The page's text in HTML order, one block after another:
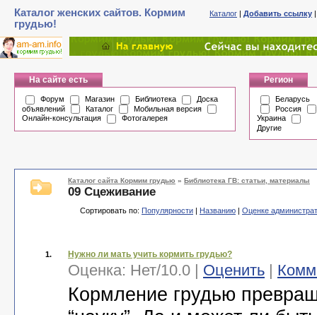
Каталог женских сайтов. Кормим
грудью!
Каталог | Добавить ссылку
На сайте есть
Форум Магазин Библиотека
Доска
объявлений
Каталог
Мобильная версия
Онлайн-консультация
Фотогалерея
Регион
Беларусь
Россия
Украина
Другие
Каталог сайта Кормим грудью » Библиотека ГВ: статьи, материалы
09 Сцеживание
Сортировать по: Популярности | Названию | Оценке
1. Нужно ли мать учить кормить грудью?
Оценка: Нет/10.0 | Оценить |
Кормление грудью